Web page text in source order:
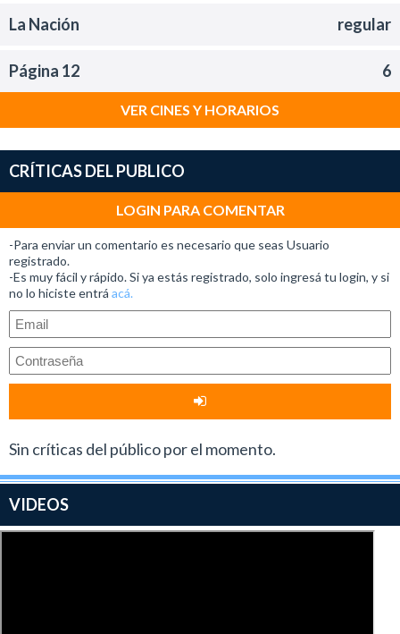
La Nación regular
Página 12 6
VER CINES Y HORARIOS
CRÍTICAS DEL PUBLICO
LOGIN PARA COMENTAR
-Para enviar un comentario es necesario que seas Usuario
registrado.
-Es muy fácil y rápido. Si ya estás registrado, solo ingresá tu login, y si
no lo hiciste entrá acá.
Sin críticas del público por el momento.
VIDEOS